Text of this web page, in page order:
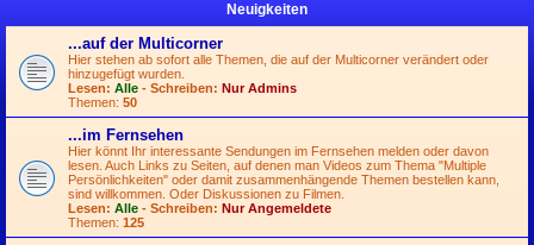
Neuigkeiten
...auf der Multicorner
Hier stehen ab sofort alle Themen, die auf der Multicorner verändert oder
hinzugefügt wurden.
Lesen: Alle - Schreiben: Nur Admins
Themen: 50
...im Fernsehen
Hier könnt Ihr interessante Sendungen im Fernsehen melden oder davon
lesen. Auch Links zu Seiten, auf denen man Videos zum Thema "Multiple
Persönlichkeiten" oder damit zusammenhängende Themen bestellen kann,
sind willkommen. Oder Diskussionen zu Filmen.
Lesen: Alle - Schreiben: Nur Angemeldete
Themen: 125